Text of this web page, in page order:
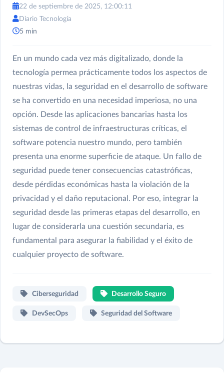
22 de septiembre de 2025, 12:00:11
Diario Tecnología
5 min
En un mundo cada vez más digitalizado, donde la
tecnología permea prácticamente todos los aspectos de
nuestras vidas, la seguridad en el desarrollo de software
se ha convertido en una necesidad imperiosa, no una
opción. Desde las aplicaciones bancarias hasta los
sistemas de control de infraestructuras críticas, el
software potencia nuestro mundo, pero también
presenta una enorme superficie de ataque. Un fallo de
seguridad puede tener consecuencias catastróficas,
desde pérdidas económicas hasta la violación de la
privacidad y el daño reputacional. Por eso, integrar la
seguridad desde las primeras etapas del desarrollo, en
lugar de considerarla una cuestión secundaria, es
fundamental para asegurar la fiabilidad y el éxito de
cualquier proyecto de software.
Ciberseguridad Desarrollo Seguro
DevSecOps Seguridad del Software